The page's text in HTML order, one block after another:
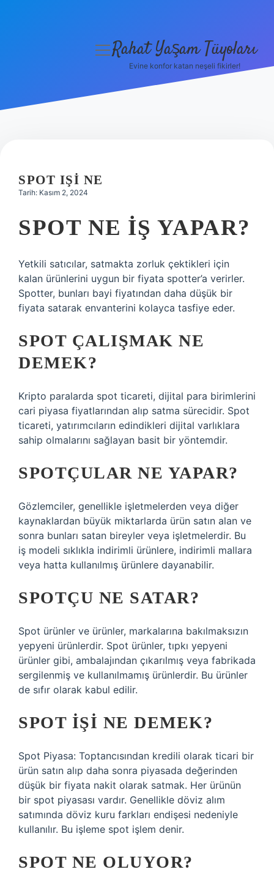
Hakkımızda
menüyü
Rahat Yaşam Tüyoları
Evine konfor katan neşeli fikirler!
SPOT IŞI NE
Tarih: Kasım 2, 2024
SPOT NE IŞ YAPAR?
Yetkili satıcılar, satmakta zorluk çektikleri için
kalan ürünlerini uygun bir fiyata spotter’a verirler.
Spotter, bunları bayi fiyatından daha düşük bir
fiyata satarak envanterini kolayca tasfiye eder.
SPOT ÇALIŞMAK NE
DEMEK?
Kripto paralarda spot ticareti, dijital para birimlerini
cari piyasa fiyatlarından alıp satma sürecidir. Spot
ticareti, yatırımcıların edindikleri dijital varlıklara
sahip olmalarını sağlayan basit bir yöntemdir.
SPOTÇULAR NE YAPAR?
Gözlemciler, genellikle işletmelerden veya diğer
kaynaklardan büyük miktarlarda ürün satın alan ve
sonra bunları satan bireyler veya işletmelerdir. Bu
iş modeli sıklıkla indirimli ürünlere, indirimli mallara
veya hatta kullanılmış ürünlere dayanabilir.
SPOTÇU NE SATAR?
Spot ürünler ve ürünler, markalarına bakılmaksızın
yepyeni ürünlerdir. Spot ürünler, tıpkı yepyeni
ürünler gibi, ambalajından çıkarılmış veya fabrikada
sergilenmiş ve kullanılmamış ürünlerdir. Bu ürünler
de sıfır olarak kabul edilir.
SPOT IŞI NE DEMEK?
Spot Piyasa: Toptancısından kredili olarak ticari bir
ürün satın alıp daha sonra piyasada değerinden
düşük bir fiyata nakit olarak satmak. Her ürünün
bir spot piyasası vardır. Genellikle döviz alım
satımında döviz kuru farkları endişesi nedeniyle
kullanılır. Bu işleme spot işlem denir.
SPOT NE OLUYOR?